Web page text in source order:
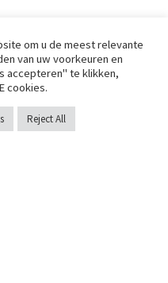
om u de meest relevante
van uw voorkeuren en
accepteren" te klikken,
cookies.
Reject All